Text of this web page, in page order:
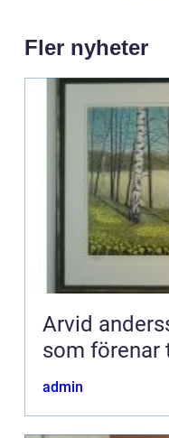
Fler nyheter
Arvid andersson en
som förenar
admin